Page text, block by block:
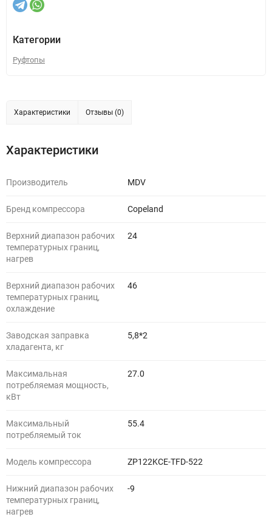
Категории
Руфтопы
Характеристики Отзывы (0)
Характеристики
Производитель MDV
Бренд компрессора Copeland
Верхний диапазон рабочих
температурных границ,
нагрев
24
Верхний диапазон рабочих
температурных границ,
охлаждение
46
Заводская заправка
хладагента, кг
5,8*2
Максимальная
потребляемая мощность,
кВт
27.0
Максимальный
потребляемый ток
55.4
Модель компрессора ZP122KCE-TFD-522
Нижний диапазон рабочих
температурных границ,
нагрев
-9